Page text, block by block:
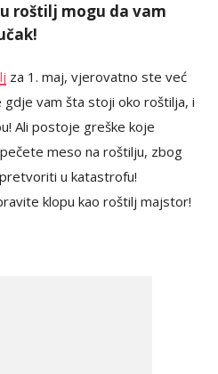
roštilj mogu da vam
za 1. maj, vjerovatno ste već
vam šta stoji oko roštilja, i
Ali postoje greške koje
meso na roštilju, zbog
u katastrofu!
klopu kao roštilj majstor!